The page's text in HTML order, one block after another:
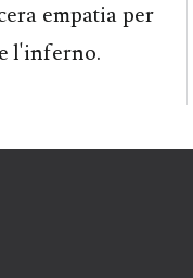
empatia per
l'inferno.